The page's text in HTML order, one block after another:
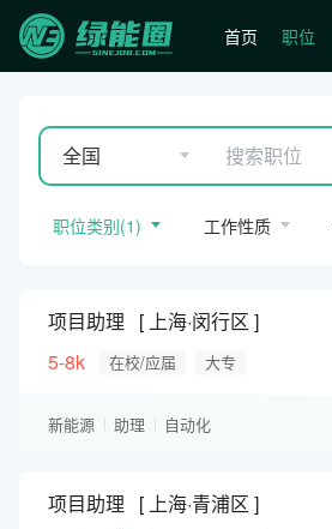
首页 职位
全国
职位类别(1) 工作性质
项目助理
上海·闵行区
5-8k
在校/应届 大专
新能源 助理 自动化
项目助理
上海·青浦区